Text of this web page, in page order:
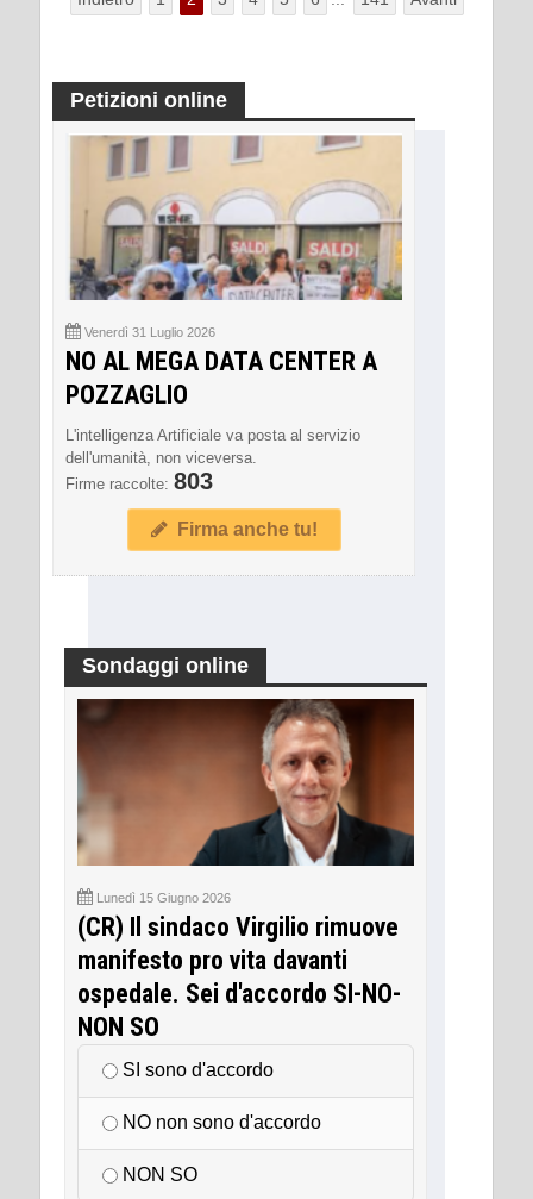
Petizioni online
Venerdì 31 Luglio 2026
NO AL MEGA DATA CENTER A
POZZAGLIO
L'intelligenza Artificiale va posta al servizio
dell'umanità, non viceversa.
Firme raccolte: 803
Firma anche tu!
Sondaggi online
Lunedì 15 Giugno 2026
(CR) Il sindaco Virgilio rimuove
manifesto pro vita davanti
ospedale. Sei d'accordo SI-NO-
NON SO
SI sono d'accordo
NO non sono d'accordo
NON SO